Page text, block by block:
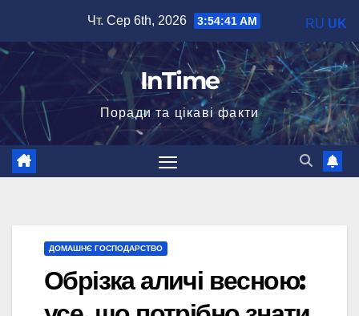
вмісту
Чт. Сер 6th, 2026 3:54:42 AM
InTime
Поради та цікаві факти
ДОМАШНЄ ГОСПОДАРСТВО
Обрізка аличі весною:
RU UK